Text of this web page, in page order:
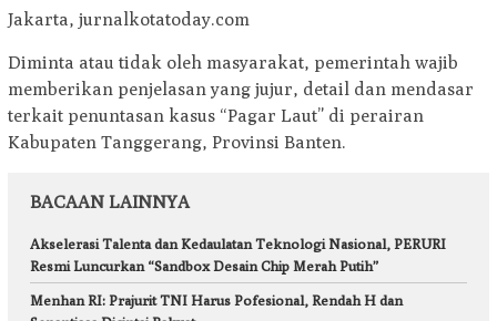
Jakarta, jurnalkotatoday.com
Diminta atau tidak oleh masyarakat, pemerintah wajib
memberikan penjelasan yang jujur, detail dan mendasar
terkait penuntasan kasus “Pagar Laut” di perairan
Kabupaten Tanggerang, Provinsi Banten.
BACAAN LAINNYA
Akselerasi Talenta dan Kedaulatan Teknologi Nasional, PERURI
Resmi Luncurkan “Sandbox Desain Chip Merah Putih”
Menhan RI: Prajurit TNI Harus Pofesional, Rendah H dan